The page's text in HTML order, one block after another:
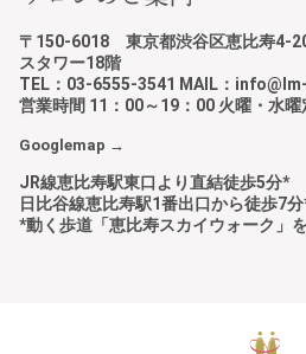
〒150-6018 東京都渋谷区恵比寿4-
スタワー18階
TEL：03-6555-3541 MAIL：
営業時間 11：00～19：00 火曜・水
Googlemap →
JR線恵比寿駅東口より直結徒歩5分*
日比谷線恵比寿駅1番出口から徒歩7
*動く歩道「恵比寿スカイウォーク」